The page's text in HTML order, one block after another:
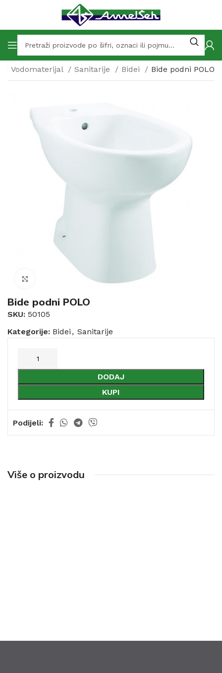
Vodomaterijal Sanitarije Bidei Bide podni POLO
Click to enlarge
Bide podni POLO
SKU: 50105
Kategorije: Bidei , Sanitarije
DODAJ
KUPI
Podijeli:
Više o proizvodu